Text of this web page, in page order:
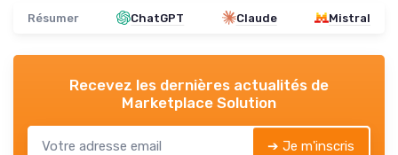
Résumer ChatGPT Claude Mistral
Recevez les dernières actualités de
Marketplace Solution
➔ Je m'inscris